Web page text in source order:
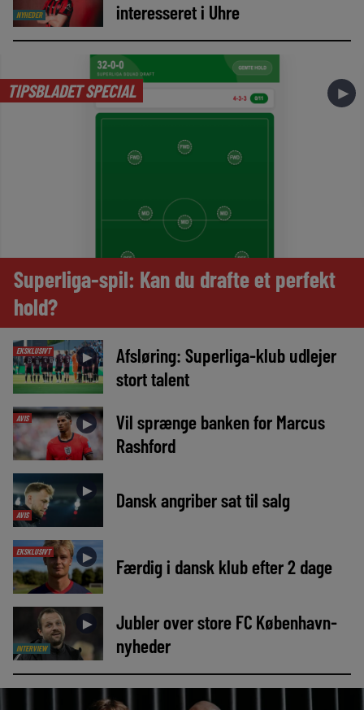
NYHEDER interesseret i Uhre
TIPSBLADET SPECIAL ►
Superliga-spil: Kan du drafte et perfekt
hold?
EKSKLUSIVT ►
Afsløring: Superliga-klub udlejer
stort talent
AVIS ►
Vil sprænge banken for Marcus
Rashford
AVIS
► Dansk angriber sat til salg
EKSKLUSIVT ► Færdig i dansk klub efter 2 dage
INTERVIEW
►
Jubler over store FC København-
nyheder